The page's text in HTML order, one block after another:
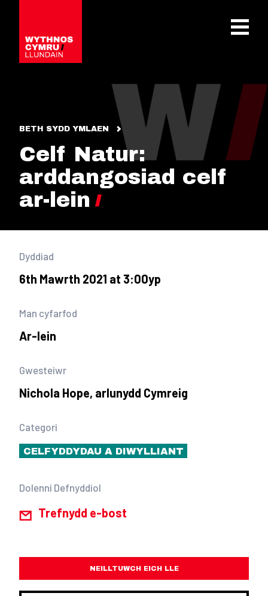
OPEN
BETH SYDD YMLAEN
Celf Natur:
arddangosiad celf
ar-lein
Dyddiad
6th Mawrth 2021 at 3:00yp
Man cyfarfod
Ar-lein
Gwesteiwr
Nichola Hope, arlunydd Cymreig
Categori
CELFYDDYDAU A DIWYLLIANT
Dolenni Defnyddiol
Trefnydd e-bost
NEILLTUWCH EICH LLE